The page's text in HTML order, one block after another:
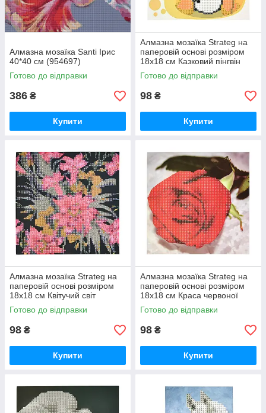
Алмазна мозаїка Santi Ірис
40*40 см (954697)
Готово до відправки
386 ₴
Купити
Алмазна мозаїка Strateg на
паперовій основі розміром
18х18 см Казковий пінгвін
(JUB14407)
Готово до відправки
98 ₴
Купити
Алмазна мозаїка Strateg на
паперовій основі розміром
18х18 см Квітучий світ
екзотичної краси (JUB14393)
Готово до відправки
98 ₴
Купити
Алмазна мозаїка Strateg на
паперовій основі розміром
18х18 см Краса червоної
троянди (JUB20601)
Готово до відправки
98 ₴
Купити